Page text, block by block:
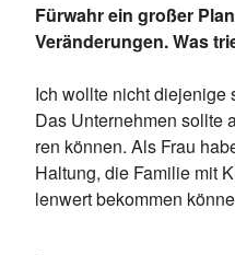
Fürwahr ein großer
Veränderungen. Was
Ich woll­te nicht die­je­ni­ge
Das Un­ter­neh­men soll­te
ren kön­nen. Als Frau
Hal­tung, die Fa­mi­lie mit
len­wert be­kom­men